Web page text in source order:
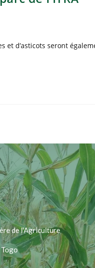
et d’asticots seront
de l'Agriculture